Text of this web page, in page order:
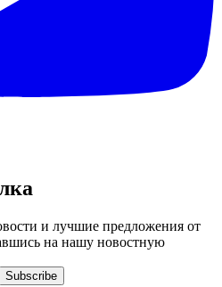
и лучшие предложения от
на нашу новостную
Subscribe